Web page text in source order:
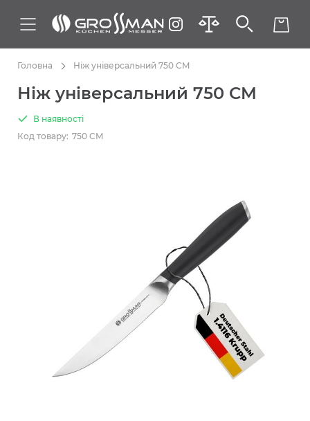
Головна Ніж універсальний 750 CM
Ніж універсальний 750 CM
В наявності
Код товару: 750 CM